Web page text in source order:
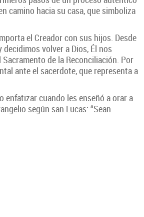
camino hacia su casa, que simboliza
el Creador con sus hijos. Desde
volver a Dios, Él nos
de la Reconciliación. Por
ante el sacerdote, que representa a
enfatizar cuando les enseñó a orar a
según san Lucas: “Sean